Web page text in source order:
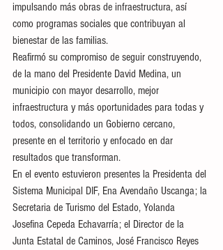
impulsando más obras de infraestructura, así
como programas sociales que contribuyan al
bienestar de las familias.
Reafirmó su compromiso de seguir construyendo,
de la mano del Presidente David Medina, un
municipio con mayor desarrollo, mejor
infraestructura y más oportunidades para todas y
todos, consolidando un Gobierno cercano,
presente en el territorio y enfocado en dar
resultados que transforman.
En el evento estuvieron presentes la Presidenta del
Sistema Municipal DIF, Ena Avendaño Uscanga; la
Secretaria de Turismo del Estado, Yolanda
Josefina Cepeda Echavarría; el Director de la
Junta Estatal de Caminos, José Francisco Reyes